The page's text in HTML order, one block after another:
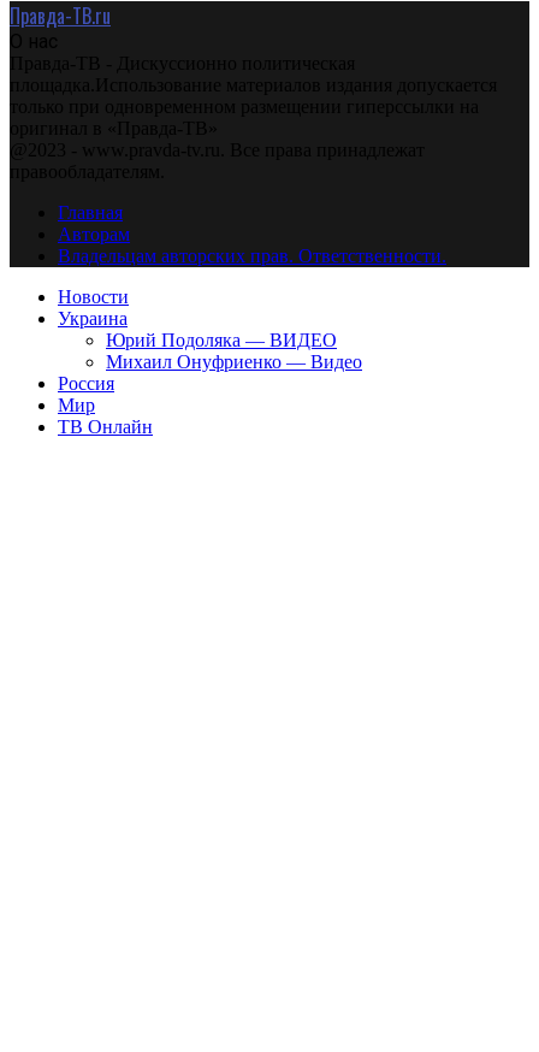
Правда-ТВ.ru
О нас
Правда-ТВ - Дискуссионно политическая
площадка.Использование материалов издания допускается
только при одновременном размещении гиперссылки на
оригинал в «Правда-ТВ»
@2023 - www.pravda-tv.ru. Все права принадлежат
правообладателям.
Главная
Авторам
Владельцам авторских прав. Ответственности.
Новости
Украина
Юрий Подоляка — ВИДЕО
Михаил Онуфриенко — Видео
Россия
Мир
ТВ Онлайн